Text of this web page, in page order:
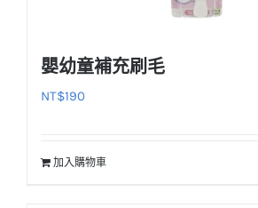
嬰幼童補充刷毛
NT$190
加入購物車